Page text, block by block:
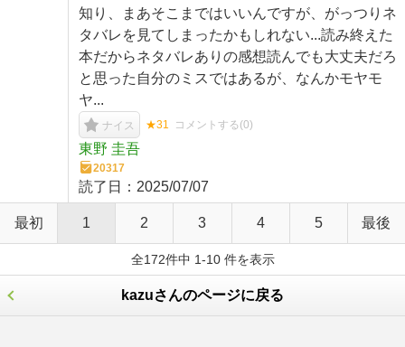
知り、まあそこまではいいんですが、がっつりネ
タバレを見てしまったかもしれない...読み終えた
本だからネタバレありの感想読んでも大丈夫だろ
と思った自分のミスではあるが、なんかモヤモ
ヤ...
ナイス ★31 コメントする(0)
東野 圭吾
20317
読了日： 2025/07/07
最初 1 2 3 4 5 最後
全172件中 1-10 件を表示
kazuさんのページに戻る